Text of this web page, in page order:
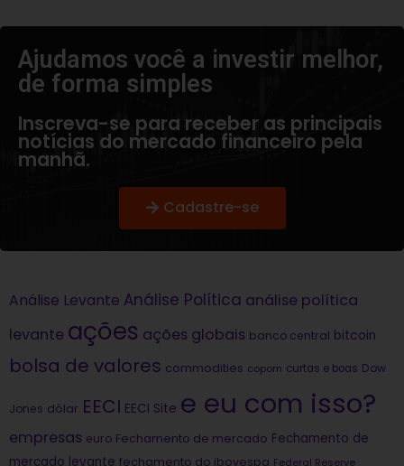
Ajudamos você a investir melhor,
de forma simples​
Inscreva-se para receber as principais
notícias do mercado financeiro pela
manhã.
Cadastre-se
Análise Levante Análise Política análise política
levante ações ações globais banco central bitcoin
bolsa de valores commodities copom curtas e boas Dow
Jones dólar EECI EECI Site e eu com isso?
empresas euro Fechamento de mercado Fechamento de
mercado levante fechamento do ibovespa Federal Reserve